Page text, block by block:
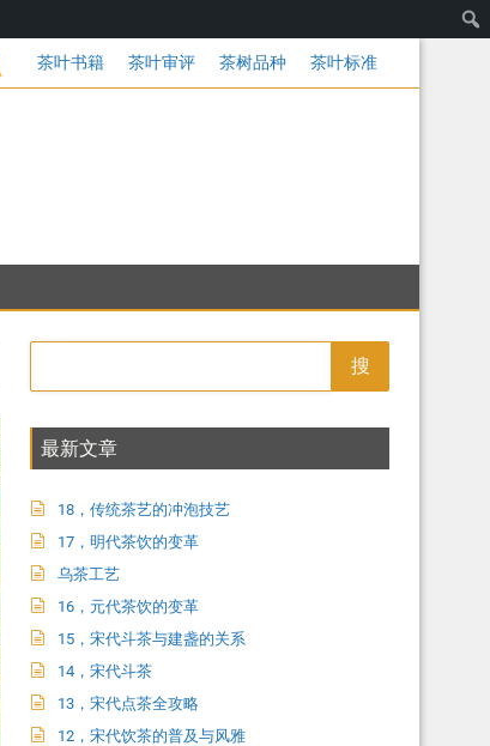
茶叶书籍 茶叶审评 茶树品种 茶叶标准
搜
最新文章
18，传统茶艺的冲泡技艺
17，明代茶饮的变革
乌茶工艺
16，元代茶饮的变革
15，宋代斗茶与建盏的关系
14，宋代斗茶
13，宋代点茶全攻略
12，宋代饮茶的普及与风雅